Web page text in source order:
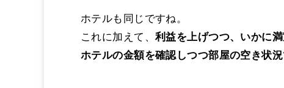
ホテルも同じですね。
これに加えて、 利益を上げつつ、いかに
ホテルの金額を確認しつつ部屋の空き状